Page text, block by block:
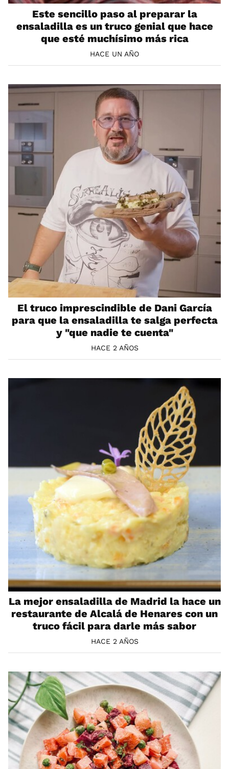
Este sencillo paso al preparar la
ensaladilla es un truco genial que hace
que esté muchísimo más rica
HACE UN AÑO
El truco imprescindible de Dani García
para que la ensaladilla te salga perfecta
y "que nadie te cuenta"
HACE 2 AÑOS
La mejor ensaladilla de Madrid la hace un
restaurante de Alcalá de Henares con un
truco fácil para darle más sabor
HACE 2 AÑOS